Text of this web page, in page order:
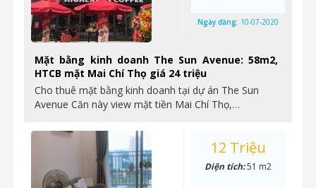
Mặt bằng kinh doanh The Sun Avenue: 58m2,
HTCB mặt Mai Chí Thọ giá 24 triệu
Cho thuê mặt bằng kinh doanh tại dự án The Sun
Avenue Căn này view mặt tiền Mai Chí Thọ,…
Ngày đăng: 10-07-2020
12 Triệu
Diện tích:51 m2